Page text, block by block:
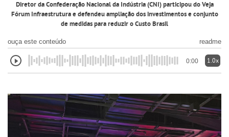
Diretor da Confederação Nacional da Indústria (CNI) participou do Veja
Fórum Infraestrutura e defendeu ampliação dos investimentos e conjunto
de medidas para reduzir o Custo Brasil
ouça este conteúdo readme
0:00 1.0x